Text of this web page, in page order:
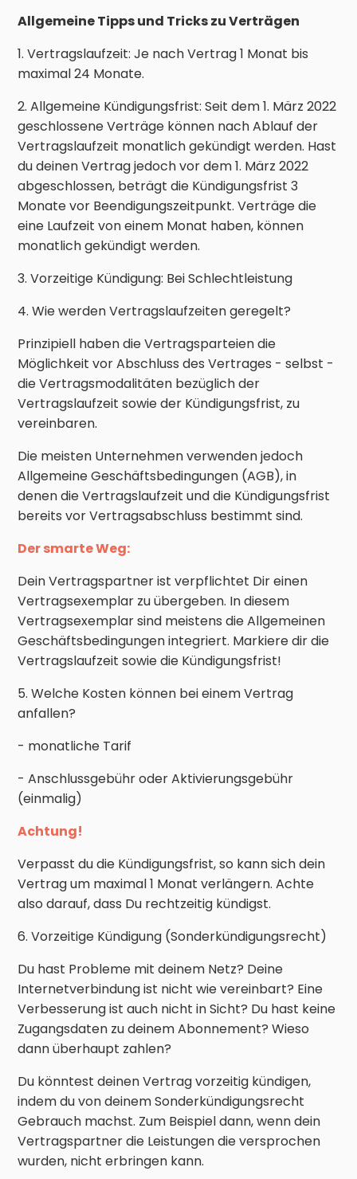
Allgemeine Tipps und Tricks zu Verträgen
1. Vertragslaufzeit: Je nach Vertrag 1 Monat bis
maximal 24 Monate.
2. Allgemeine Kündigungsfrist: Seit dem 1. März 2022
geschlossene Verträge können nach Ablauf der
Vertragslaufzeit monatlich gekündigt werden. Hast
du deinen Vertrag jedoch vor dem 1. März 2022
abgeschlossen, beträgt die Kündigungsfrist 3
Monate vor Beendigungszeitpunkt. Verträge die
eine Laufzeit von einem Monat haben, können
monatlich gekündigt werden.
3. Vorzeitige Kündigung: Bei Schlechtleistung
4. Wie werden Vertragslaufzeiten geregelt?
Prinzipiell haben die Vertragsparteien die
Möglichkeit vor Abschluss des Vertrages - selbst -
die Vertragsmodalitäten bezüglich der
Vertragslaufzeit sowie der Kündigungsfrist, zu
vereinbaren.
Die meisten Unternehmen verwenden jedoch
Allgemeine Geschäftsbedingungen (AGB), in
denen die Vertragslaufzeit und die Kündigungsfrist
bereits vor Vertragsabschluss bestimmt sind.
Der smarte Weg:
Dein Vertragspartner ist verpflichtet Dir einen
Vertragsexemplar zu übergeben. In diesem
Vertragsexemplar sind meistens die Allgemeinen
Geschäftsbedingungen integriert. Markiere dir die
Vertragslaufzeit sowie die Kündigungsfrist!
5. Welche Kosten können bei einem Vertrag
anfallen?
- monatliche Tarif
- Anschlussgebühr oder Aktivierungsgebühr
(einmalig)
Achtung!
Verpasst du die Kündigungsfrist, so kann sich dein
Vertrag um maximal 1 Monat verlängern. Achte
also darauf, dass Du rechtzeitig kündigst.
6. Vorzeitige Kündigung (Sonderkündigungsrecht)
Du hast Probleme mit deinem Netz? Deine
Internetverbindung ist nicht wie vereinbart? Eine
Verbesserung ist auch nicht in Sicht? Du hast keine
Zugangsdaten zu deinem Abonnement? Wieso
dann überhaupt zahlen?
Du könntest deinen Vertrag vorzeitig kündigen,
indem du von deinem Sonderkündigungsrecht
Gebrauch machst. Zum Beispiel dann, wenn dein
Vertragspartner die Leistungen die versprochen
wurden, nicht erbringen kann.